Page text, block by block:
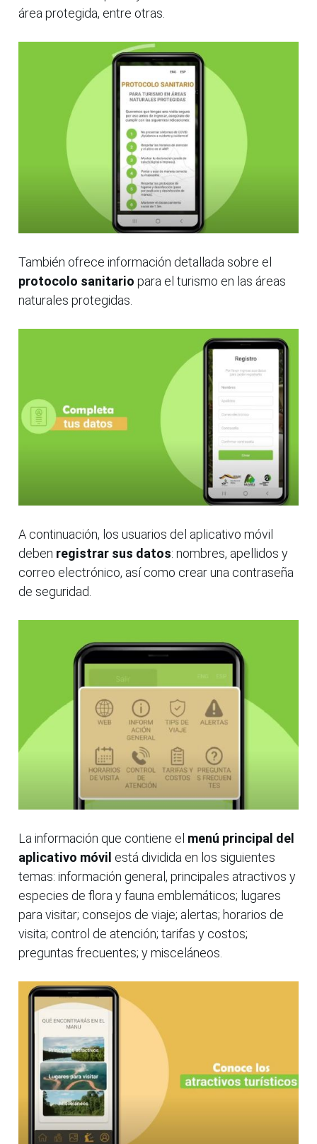
área protegida, entre otras.
También ofrece información detallada sobre el
protocolo sanitario para el turismo en las áreas
naturales protegidas.
A continuación, los usuarios del aplicativo móvil
deben registrar sus datos: nombres, apellidos y
correo electrónico, así como crear una contraseña
de seguridad.
La información que contiene el menú principal del
aplicativo móvil está dividida en los siguientes
temas: información general, principales atractivos y
especies de flora y fauna emblemáticos; lugares
para visitar; consejos de viaje; alertas; horarios de
visita; control de atención; tarifas y costos;
preguntas frecuentes; y misceláneos.